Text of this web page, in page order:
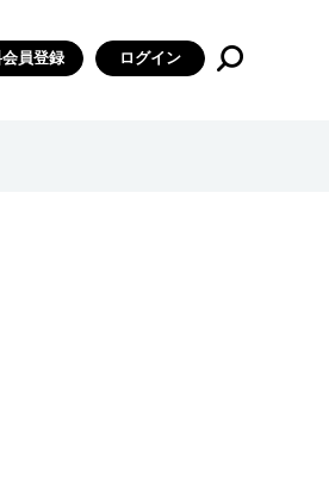
員登録 ログイン